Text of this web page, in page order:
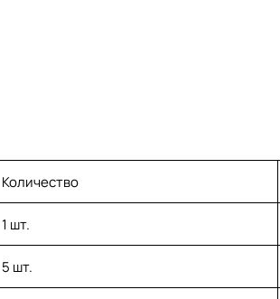
Количество
1 шт.
5 шт.